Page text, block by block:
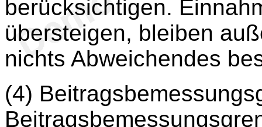
berücksichtigen.
übersteigen, bleiben
nichts Abweichendes
(4)